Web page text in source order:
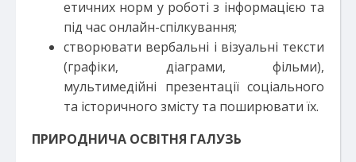
етичних норм у роботі з інформацією та
під час онлайн-спілкування;
створювати вербальні і візуальні тексти
(графіки, діаграми, фільми),
мультимедійні презентації соціального
та історичного змісту та поширювати їх.
ПРИРОДНИЧА ОСВІТНЯ ГАЛУЗЬ